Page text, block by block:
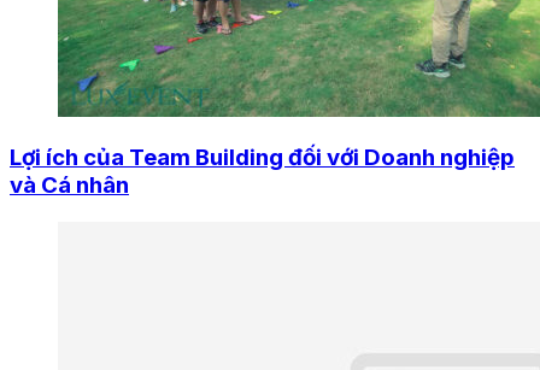
Lợi ích của Team Building đối với Doanh nghiệp
và Cá nhân